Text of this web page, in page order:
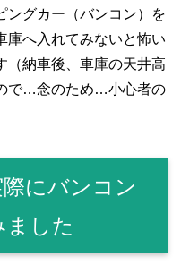
ングカー（バンコン）を
庫へ入れてみないと怖い
納車後、車庫の天井高
で…念のため…小心者の
にバンコン
ました